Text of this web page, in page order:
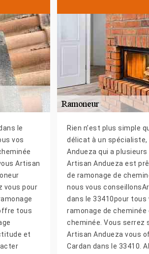
le
vos
Artisan
vous pour
tous
et
Rien n’est plus simple
délicat à un spécialiste,
Andueza qui a plusieurs
Artisan Andueza est
de ramonage de
nous vous
dans le 33410pour tous
ramonage de cheminée
cheminée. Vous serrez
Artisan Andueza vous
Cardan dans le 33410.